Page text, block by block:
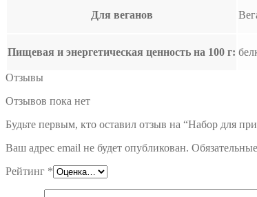
Для веганов
Пищевая и энергетическая ценность на 100 г:
Отзывы
Отзывов пока нет
Будьте первым, кто оставил отзыв на “Набор для
Ваш адрес email не будет опубликован.
Рейтинг *